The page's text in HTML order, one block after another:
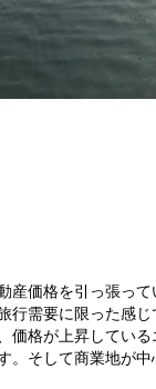
産価格を引っ張っ
行需要に限った感じ
価格が上昇してい
。そして商業地が中